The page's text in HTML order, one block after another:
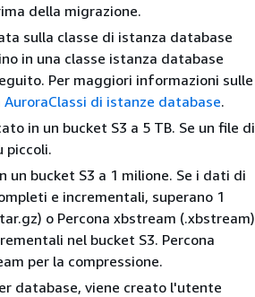
della migrazione.
sulla classe di istanza database
in una classe istanza database
Per maggiori informazioni sulle
AuroraClassi di istanze database.
in un bucket S3 a 5 TB. Se un file di
piccoli.
un bucket S3 a 1 milione. Se i dati di
e incrementali, superano 1
o Percona xbstream (.xbstream)
nel bucket S3. Percona
per la compressione.
database, viene creato l'utente